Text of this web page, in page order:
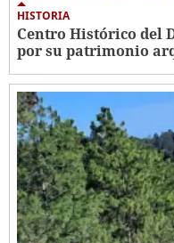
HISTORIA
Centro Histórico del
por su patrimonio